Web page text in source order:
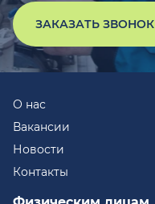
ЗАКАЗАТЬ ЗВОНОК
О нас
Вакансии
Новости
Контакты